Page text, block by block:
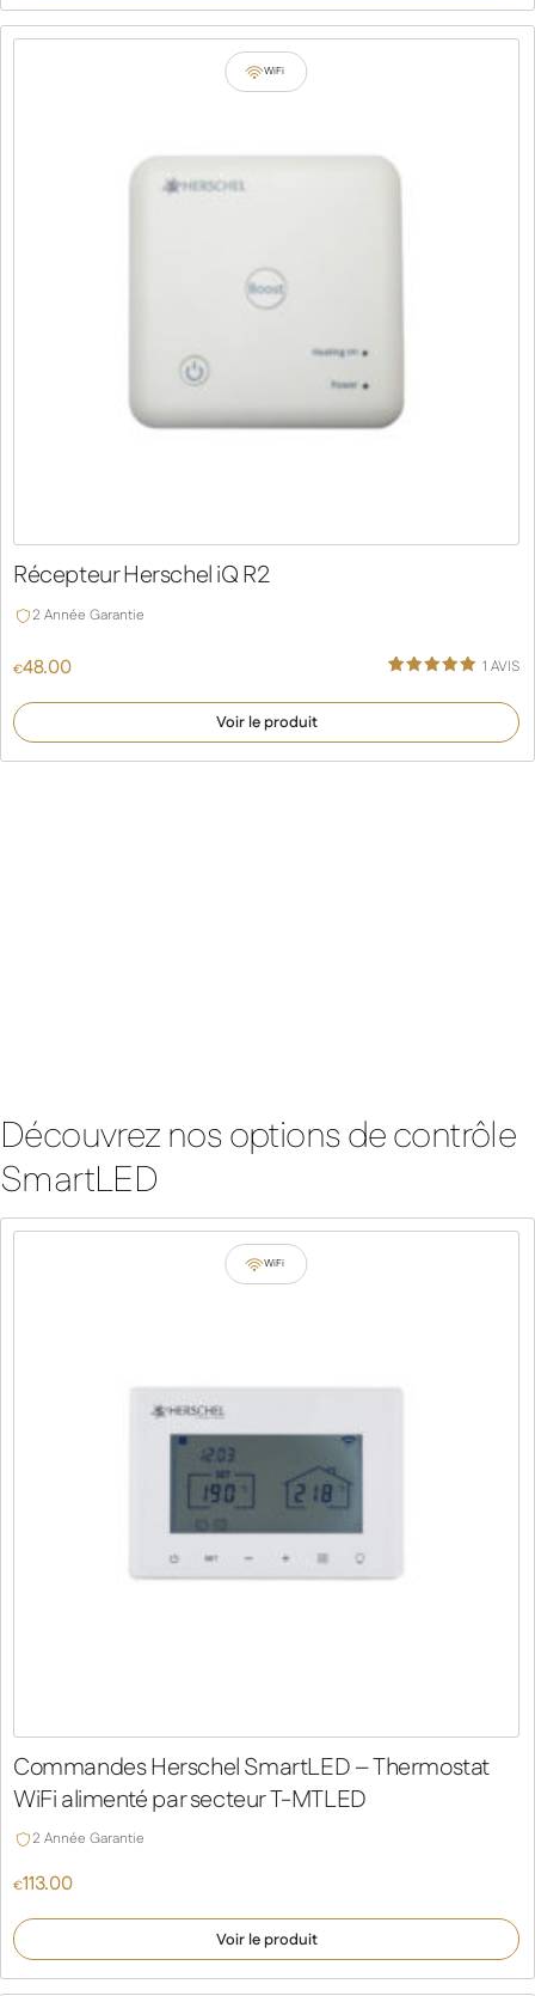
WiFi
Récepteur Herschel iQ R2
2 Année Garantie
€48.00
5.00
notation
client
1 AVIS
Voir le produit
Découvrez nos options de contrôle
SmartLED
WiFi
Commandes Herschel SmartLED – Thermostat
WiFi alimenté par secteur T-MTLED
2 Année Garantie
€113.00
Voir le produit